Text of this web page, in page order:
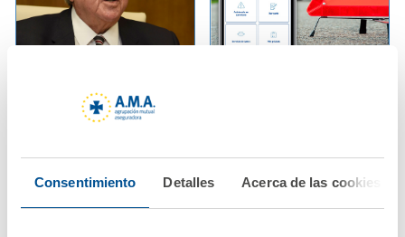
Consentimiento Detalles Acerca de las cookies
AMA Vida firma
pólizas colectivas de
Lleida y Girona y con
el Colegio de
seguro de Autos